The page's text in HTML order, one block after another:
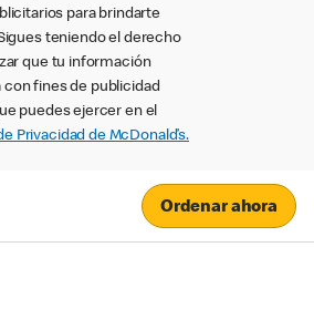
para brindarte
teniendo el derecho
que tu información
fines de publicidad
puedes ejercer en el
Privacidad de McDonald’s.
Ordenar ahora